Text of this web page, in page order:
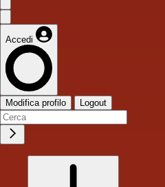
Accedi
Modifica profilo Logout